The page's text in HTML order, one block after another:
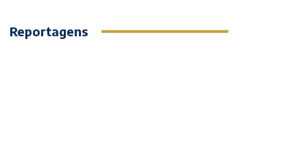
Reportagens